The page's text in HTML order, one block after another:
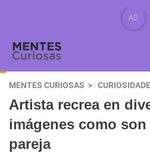
MENTES CURIOSAS
Artista recrea en
imágenes como
pareja